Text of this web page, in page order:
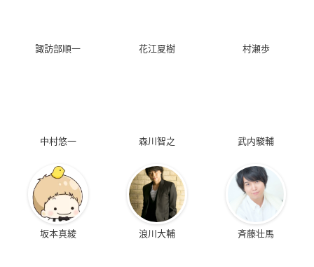
諏訪部順一 花江夏樹 村瀬歩
中村悠一 森川智之 武内駿輔
坂本真綾 浪川大輔 斉藤壮馬